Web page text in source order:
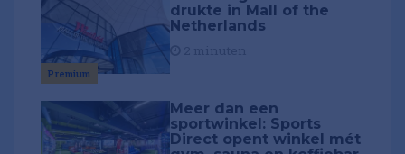
Premium
drukte in Mall of the
Netherlands
Meer dan een
sportwinkel: Sports
Direct opent winkel mét